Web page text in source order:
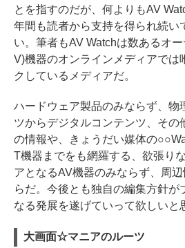
とを指すのだが、何よりもAV
年間も読者から支持を得られ続い
い。筆者もAV Watchは数あるオ
V)機器のオンラインメディアでは
クしているメディアだ。
ハードウェア製品のみならず、物
ツからデジタルコンテンツ、その
の情報や、きょうだい媒体の
T機器までをも網羅する、欲張り
アとなるAV機器のみならず、周
らだ。今後とも独自の編集方針が
なる発展を遂げていって欲しいと
大画面☆マニアのルーツ